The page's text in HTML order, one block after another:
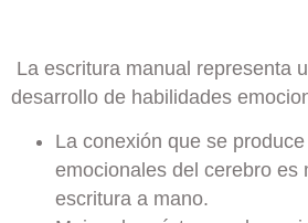
La escritura manual representa
desarrollo de habilidades
La conexión que se
emocionales del cerebro es
escritura a mano.